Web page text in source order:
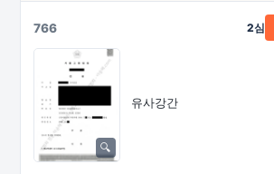
766
유사강간
2심